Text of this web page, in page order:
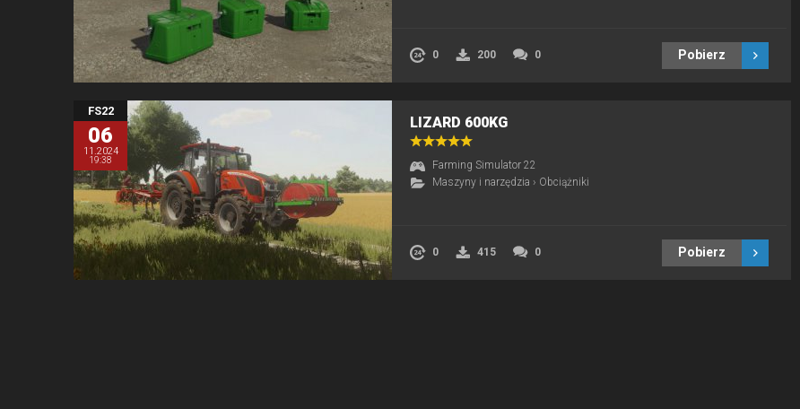
0 200 0 Pobierz
FS22
06
11.2024
19:38
LIZARD 600KG
Farming Simulator 22
Maszyny i narzędzia › Obciążniki
0 415 0 Pobierz